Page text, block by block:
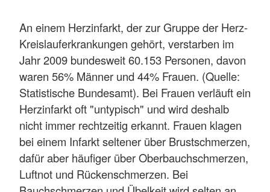
An einem Herzinfarkt, der zur Gruppe der Herz-
Kreislauferkrankungen gehört, verstarben im
Jahr 2009 bundesweit 60.153 Personen, davon
waren 56% Männer und 44% Frauen. (Quelle:
Statistische Bundesamt). Bei Frauen verläuft ein
Herzinfarkt oft "untypisch" und wird deshalb
nicht immer rechtzeitig erkannt. Frauen klagen
bei einem Infarkt seltener über Brustschmerzen,
dafür aber häufiger über Oberbauchschmerzen,
Luftnot und Rückenschmerzen. Bei